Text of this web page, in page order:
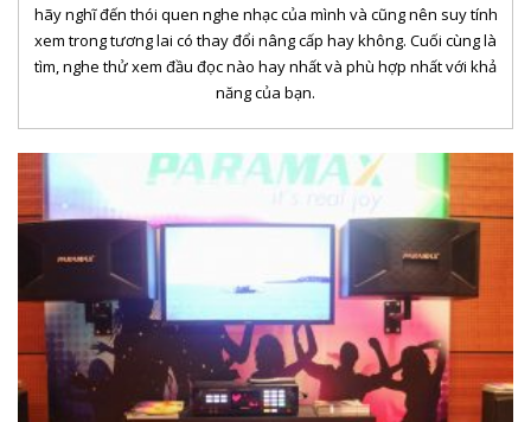
hãy nghĩ đến thói quen nghe nhạc của mình và cũng nên suy tính
xem trong tương lai có thay đổi nâng cấp hay không. Cuối cùng là
tìm, nghe thử xem đầu đọc nào hay nhất và phù hợp nhất với khả
năng của bạn.